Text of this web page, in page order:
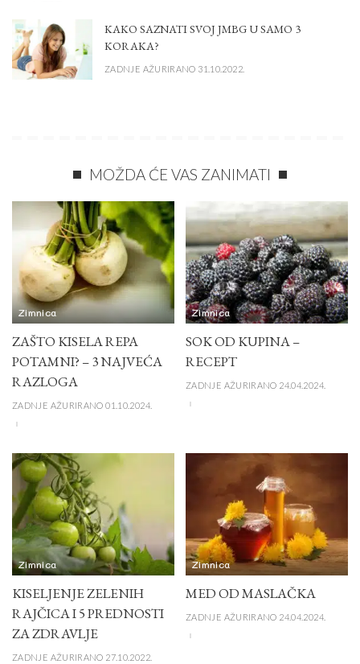
KAKO SAZNATI SVOJ JMBG U SAMO 3
KORAKA?
ZADNJE AŽURIRANO 31.10.2022.
MOŽDA ĆE VAS ZANIMATI
Zimnica
ZAŠTO KISELA REPA
POTAMNI? – 3 NAJVEĆA
RAZLOGA
ZADNJE AŽURIRANO 01.10.2024.
Zimnica
SOK OD KUPINA –
RECEPT
ZADNJE AŽURIRANO 24.04.2024.
Zimnica
KISELJENJE ZELENIH
RAJČICA I 5 PREDNOSTI
ZA ZDRAVLJE
ZADNJE AŽURIRANO 27.10.2022.
Zimnica
MED OD MASLAČKA
ZADNJE AŽURIRANO 24.04.2024.